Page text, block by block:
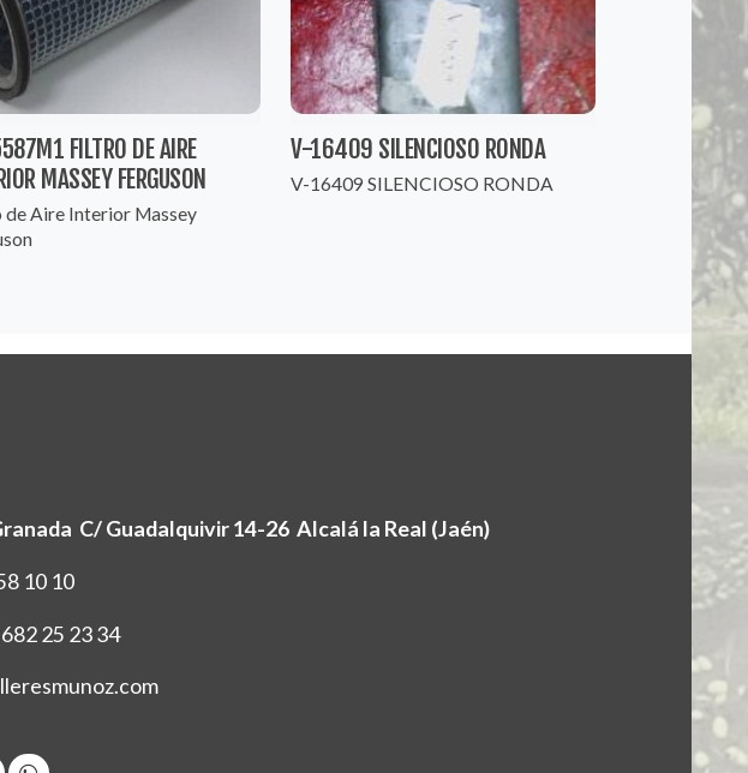
FILTRO DE AIRE
MASSEY FERGUSON
de Aire Interior Massey
V-16409 SILENCIOSO RONDA
V-16409 SILENCIOSO RONDA
C/ Guadalquivir 14-26 Alcalá la Real (Jaén)
10 10
25 23 34